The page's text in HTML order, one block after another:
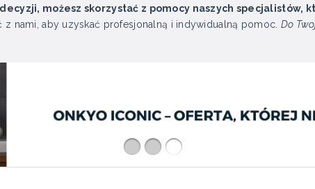
możesz skorzystać z pomocy naszych specjalistów,
z nami, aby uzyskać profesjonalną i indywidualną pomoc. Do